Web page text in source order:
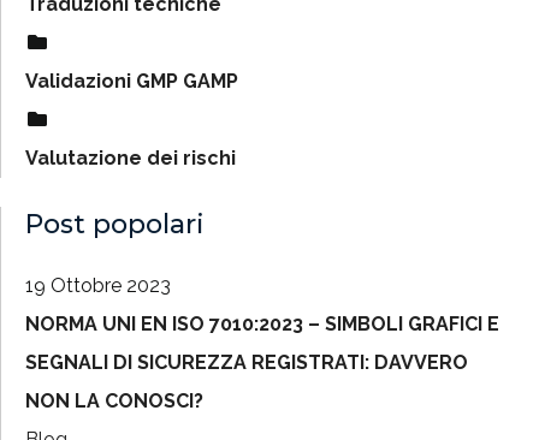
Validazioni GMP GAMP
Valutazione dei rischi
Post popolari
19 Ottobre 2023
NORMA UNI EN ISO 7010:2023 – SIMBOLI GRAFICI E
SEGNALI DI SICUREZZA REGISTRATI: DAVVERO
NON LA CONOSCI?